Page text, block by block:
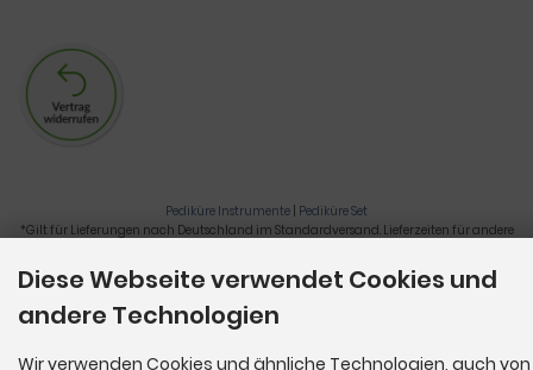
Pediküre Instrumente | Pediküre Set
*Gilt für Lieferungen nach Deutschland im Standardversand. Lieferzeiten für andere
Nagelzange, Podologie, Pediküre, Fußpflegegeräte, Nagelfräser © 2026
Diese Webseite verwendet Cookies und
andere Technologien
Wir verwenden Cookies und ähnliche Technologien, auch von